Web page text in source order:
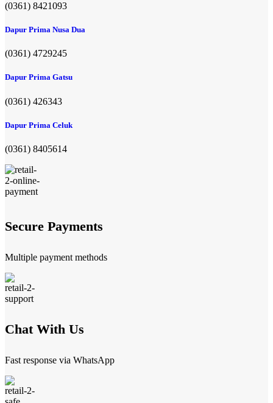
(0361) 8421093
Dapur Prima Nusa Dua
(0361) 4729245
Dapur Prima Gatsu
(0361) 426343
Dapur Prima Celuk
(0361) 8405614
Secure Payments
Multiple payment methods
Chat With Us
Fast response via WhatsApp